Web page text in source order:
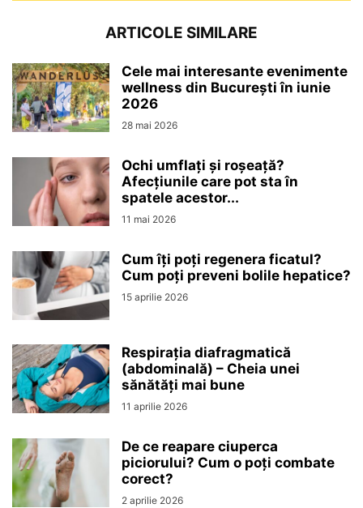
ARTICOLE SIMILARE
Cele mai interesante evenimente
wellness din București în iunie
2026
28 mai 2026
Ochi umflați și roșeață?
Afecțiunile care pot sta în
spatele acestor...
11 mai 2026
Cum îți poți regenera ficatul?
Cum poți preveni bolile hepatice?
15 aprilie 2026
Respirația diafragmatică
(abdominală) – Cheia unei
sănătăți mai bune
11 aprilie 2026
De ce reapare ciuperca
piciorului? Cum o poți combate
corect?
2 aprilie 2026